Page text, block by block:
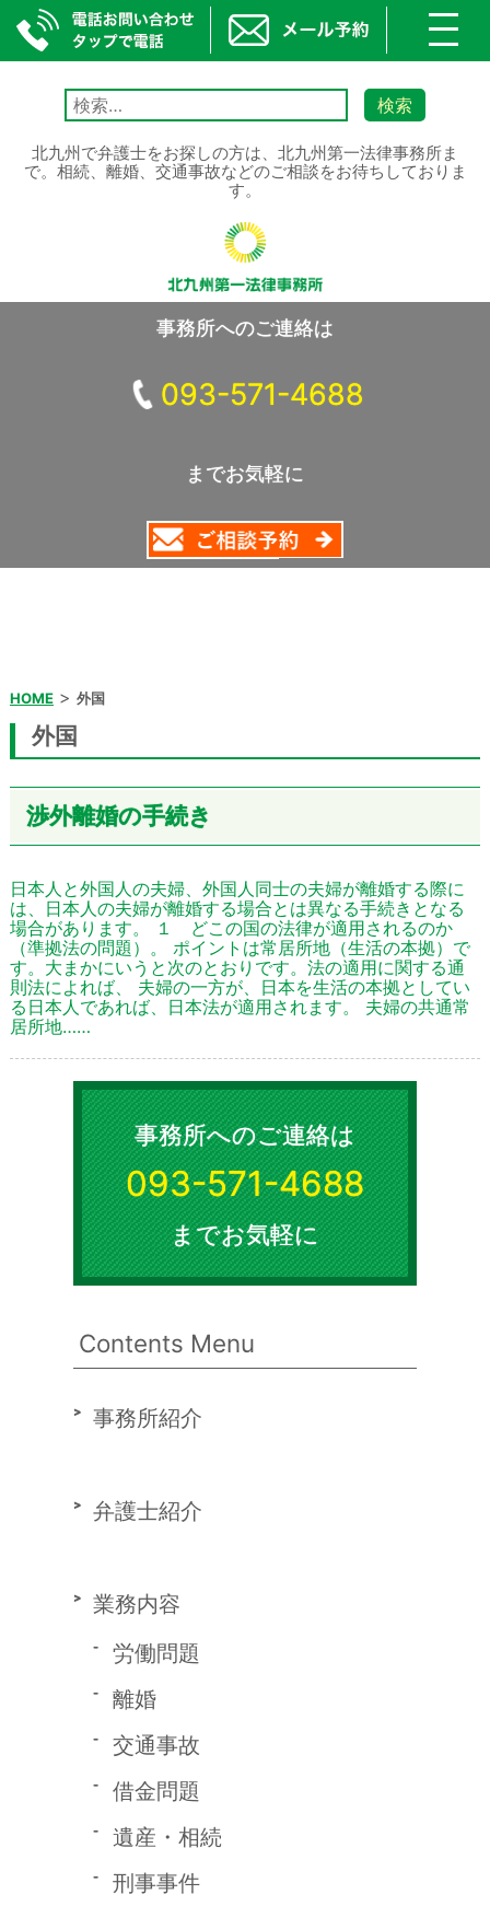
検
索:
北九州で弁護士をお探しの方は、北九州第一法律事務所ま
で。相続、離婚、交通事故などのご相談をお待ちしておりま
す。
事務所へのご連絡は
093-571-4688
までお気軽に
HOME> 外国
外国
渉外離婚の手続き
日本人と外国人の夫婦、外国人同士の夫婦が離婚する際に
は、日本人の夫婦が離婚する場合とは異なる手続きとなる
場合があります。 １ どこの国の法律が適用されるのか
（準拠法の問題）。 ポイントは常居所地（生活の本拠）で
す。大まかにいうと次のとおりです。法の適用に関する通
則法によれば、 夫婦の一方が、日本を生活の本拠としてい
る日本人であれば、日本法が適用されます。 夫婦の共通常
居所地……
事務所へのご連絡は
093-571-4688
までお気軽に
Contents Menu
事務所紹介
弁護士紹介
業務内容
労働問題
離婚
交通事故
借金問題
遺産・相続
刑事事件